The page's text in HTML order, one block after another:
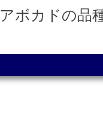
アボカドの品